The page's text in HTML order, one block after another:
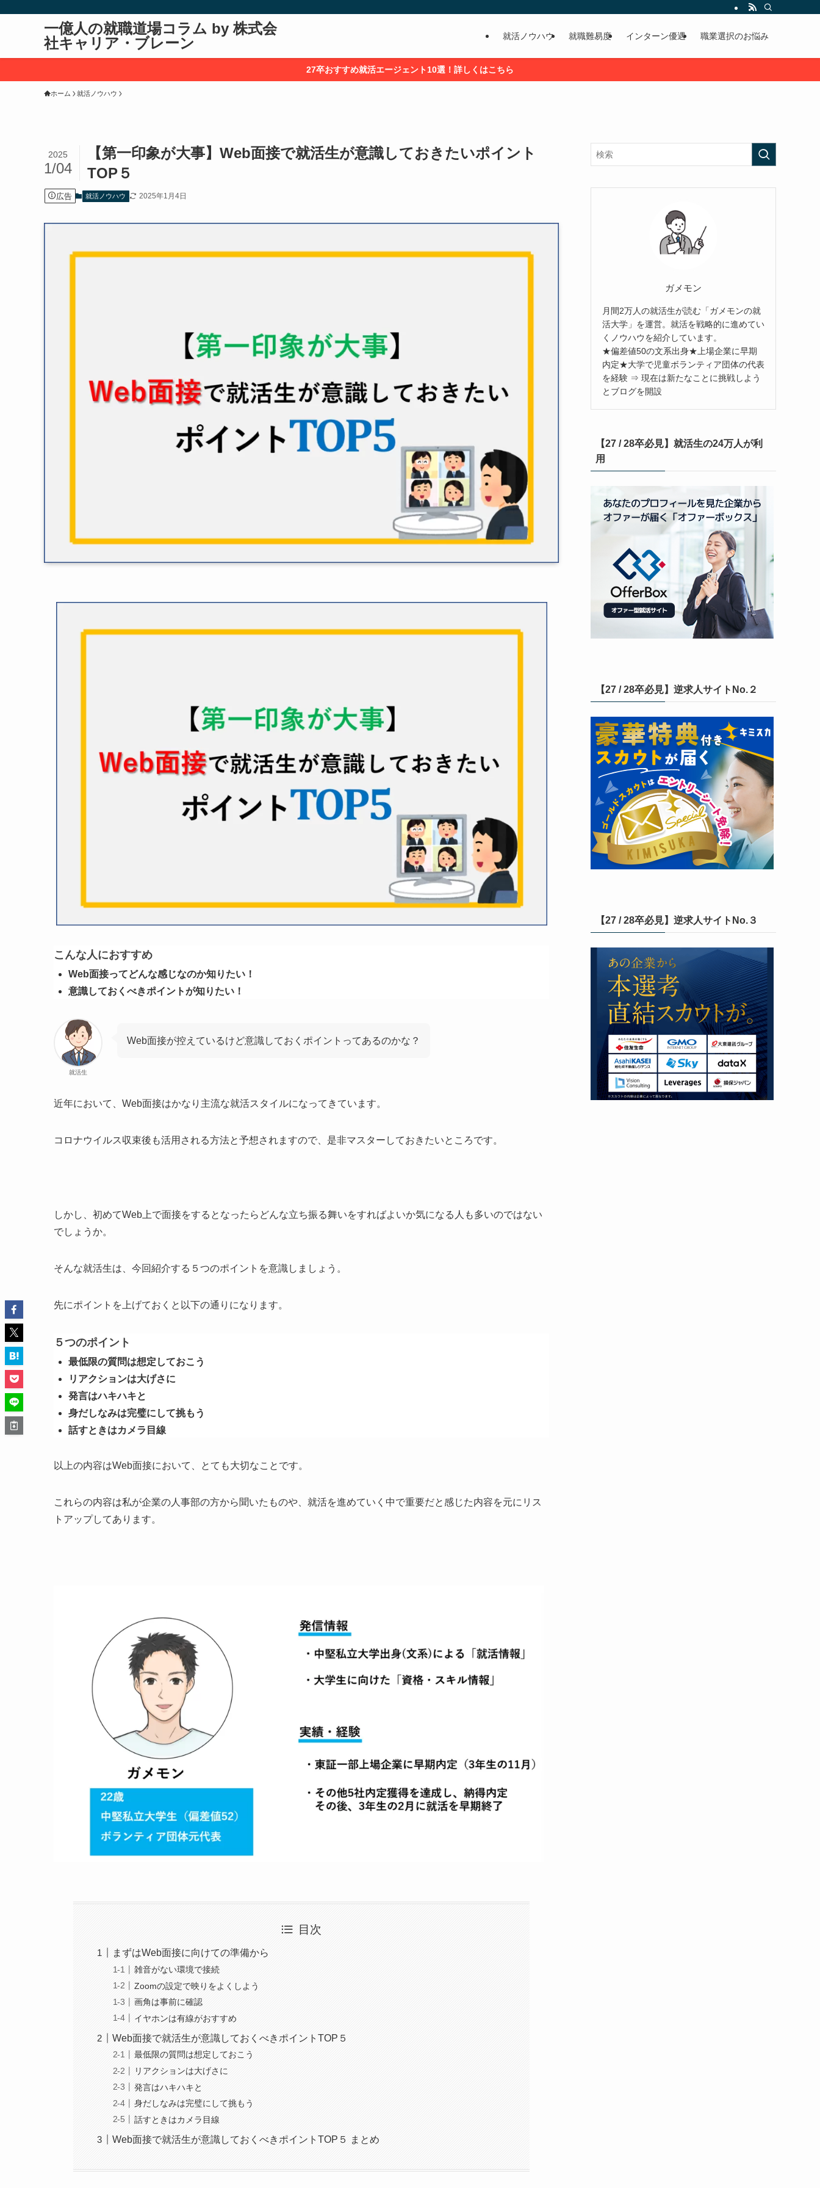
一億人の就職道場コラム by 株式会
社キャリア・ブレーン
就活ノウハウ 就職難易度 インターン優遇 職業選択のお悩み
27卒おすすめ就活エージェント10選！詳しくはこちら
ホーム 就活ノウハウ
【第一印象が大事】Web面接で就活生が意識しておきたいポイント
TOP５
2025
1/04
広告 就活ノウハウ 2025年1月4日
こんな人におすすめ
Web面接ってどんな感じなのか知りたい！
意識しておくべきポイントが知りたい！
就活生
Web面接が控えているけど意識しておくポイントってあるのかな？
近年において、Web面接はかなり主流な就活スタイルになってきています。
コロナウイルス収束後も活用される方法と予想されますので、是非マスターしておきたいところです。
しかし、初めてWeb上で面接をするとなったらどんな立ち振る舞いをすればよいか気になる人も多いのではない
でしょうか。
そんな就活生は、今回紹介する５つのポイントを意識しましょう。
先にポイントを上げておくと以下の通りになります。
５つのポイント
最低限の質問は想定しておこう
リアクションは大げさに
発言はハキハキと
身だしなみは完璧にして挑もう
話すときはカメラ目線
以上の内容はWeb面接において、とても大切なことです。
これらの内容は私が企業の人事部の方から聞いたものや、就活を進めていく中で重要だと感じた内容を元にリス
トアップしてあります。
目次
まずはWeb面接に向けての準備から
雑音がない環境で接続
Zoomの設定で映りをよくしよう
画角は事前に確認
イヤホンは有線がおすすめ
Web面接で就活生が意識しておくべきポイントTOP５
最低限の質問は想定しておこう
リアクションは大げさに
発言はハキハキと
身だしなみは完璧にして挑もう
話すときはカメラ目線
Web面接で就活生が意識しておくべきポイントTOP５ まとめ
ガメモン
月間2万人の就活生が読む「ガメモンの就
活大学」を運営。就活を戦略的に進めてい
くノウハウを紹介しています。
★偏差値50の文系出身★上場企業に早期
内定★大学で児童ボランティア団体の代表
を経験 ⇒ 現在は新たなことに挑戦しよう
とブログを開設
【27 / 28卒必見】就活生の24万人が利
用
【27 / 28卒必見】逆求人サイトNo.２
【27 / 28卒必見】逆求人サイトNo.３